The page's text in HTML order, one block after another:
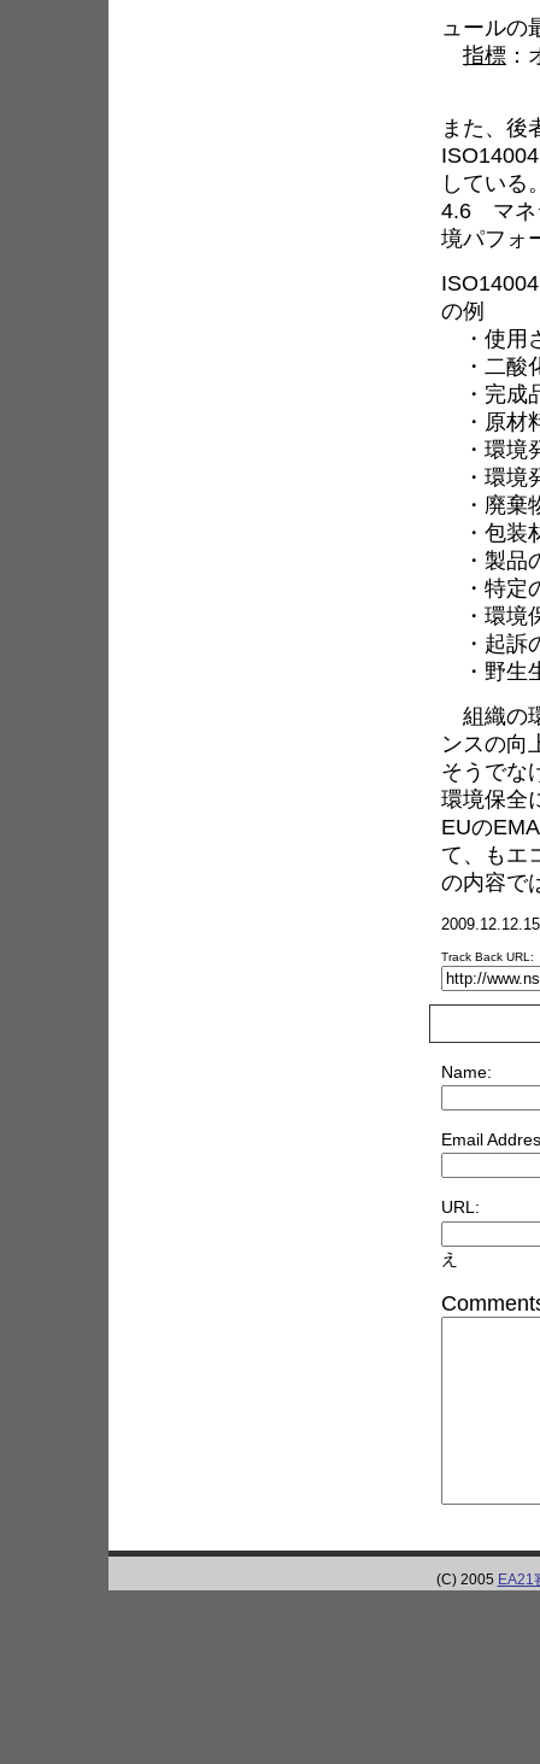
ュールの
指標
また、後
してい
4.6 マネ
境パフォ
の例
・使用
・二酸
・完成
・原材
・環境
・環境
・廃棄
・包装
・製品
・特定
・環境
・起訴
・野生
組織の
ンスの向
そうでな
環境保全
EUの
て、もエ
の内容で
Track Back URL:
Name:
Email
URL:
え
(C) 2005 EA21